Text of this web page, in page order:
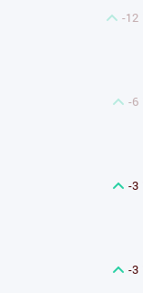
-12
-6
-3
-3